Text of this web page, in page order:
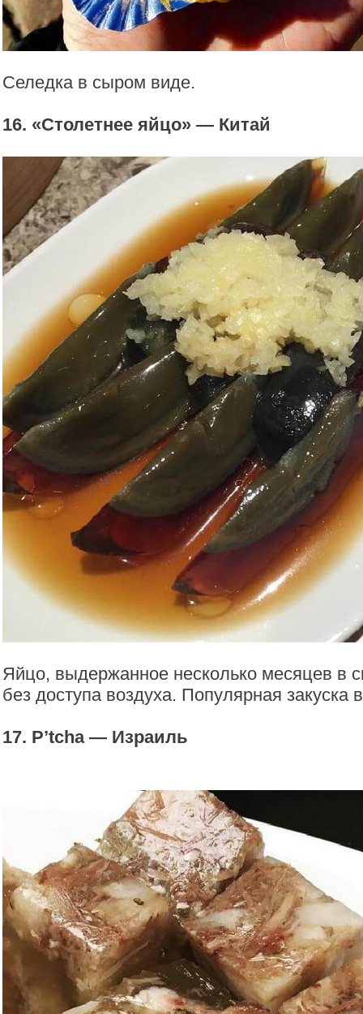
Селедка в сыром виде.
16. «Столетнее яйцо» — Китай
Яйцо, выдержанное несколько месяцев в
без доступа воздуха. Популярная закуска
17. P’tcha — Израиль